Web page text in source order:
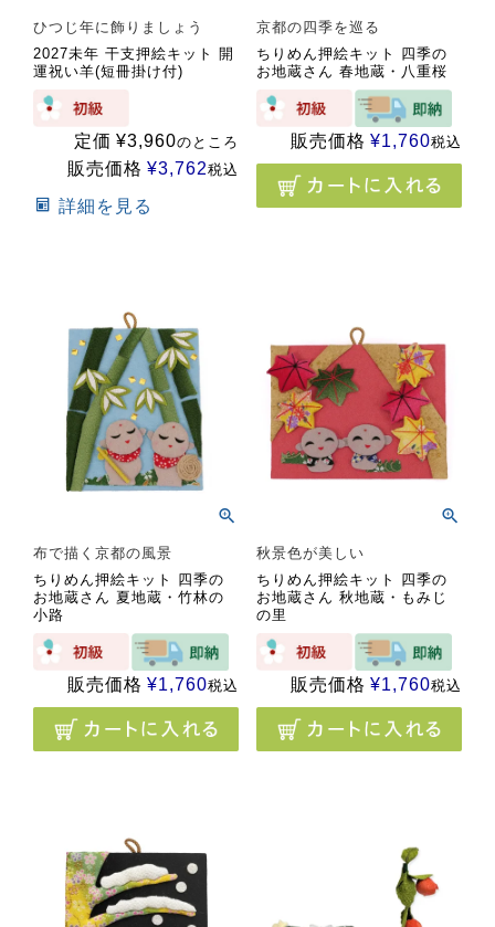
ひつじ年に飾りましょう
2027未年 干支押絵キット 開
運祝い羊(短冊掛け付)
定価 ¥3,960のところ
販売価格 ¥3,762税込
詳細を見る
京都の四季を巡る
ちりめん押絵キット 四季の
お地蔵さん 春地蔵・八重桜
販売価格 ¥1,760税込
布で描く京都の風景
ちりめん押絵キット 四季の
お地蔵さん 夏地蔵・竹林の
小路
販売価格 ¥1,760税込
秋景色が美しい
ちりめん押絵キット 四季の
お地蔵さん 秋地蔵・もみじ
の里
販売価格 ¥1,760税込